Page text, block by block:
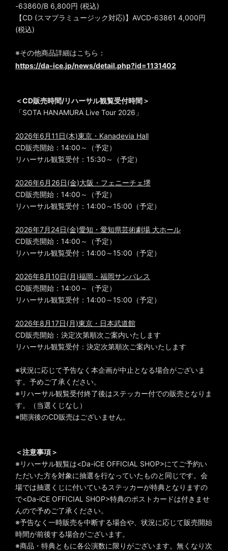
-63860/B 6,800円 (税込)
【CD (スマプラミュージック対応)】AVCD-63861 4,000円
(税込)
※その他商品詳細はこちら：
https://da-ice.jp/news/detail.php?id=1131402
＜CD販売時間/リハーサル観覧受付時間＞
「SOTA HANAMURA Live Tour 2026」
2026年6月11日(木)東京・Kanadevia Hall
CD販売開始：14:00～（予定）
リハーサル観覧受付：15:30～（予定）
2026年6月26日(金)大阪・フェニーチェ堺
CD販売開始：14:00～（予定）
リハーサル観覧受付：14:00～15:00（予定）
2026年7月24日(金)愛知・愛知県芸術劇場 大ホール
CD販売開始：14:00～（予定）
リハーサル観覧受付：14:00～15:00（予定）
2026年8月10日(月)福岡・福岡サンパレス
CD販売開始：14:00～（予定）
リハーサル観覧受付：14:00～15:00（予定）
2026年8月17日(月)東京・日本武道館
CD販売開始：決定次第順次ご案内いたします
リハーサル観覧受付：決定次第順次ご案内いたします
※状況に応じて予告なく本企画が中止となる場合がございま
す。予めご了承ください。
※リハーサル観覧受付終了後はステッカー付での販売となりま
す。（当選くじなし）
※開演後のCD販売はございません。
＜注意事項＞
※リハーサル観覧は<Da-iCE OFFICIAL SHOP>にてご予約い
ただいた方を対象に抽選を行なっていたものと同じです。会
場では抽選くじに付いているステッカーが特典となりますの
で<Da-iCE OFFICIAL SHOP>特典のポストカードは付きませ
んので予めご了承ください。
※予告なく一時販売を中断する場合や、状況に応じて販売開始
時間が前後する場合がございます。
※商品・特典ともに各公演数に限りがございます。無くなり次